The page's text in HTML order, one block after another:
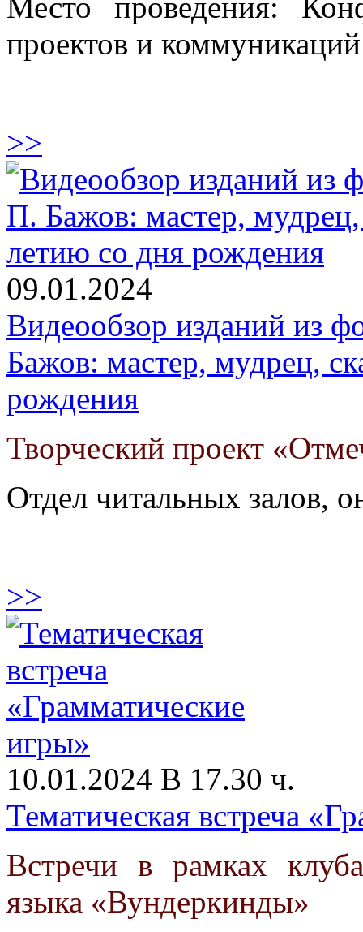
проектов и коммуникаций
>>
09.01.2024
Видеообзор изданий из
Бажов: мастер, мудрец,
рождения
Творческий проект
Отдел читальных залов,
>>
10.01.2024 В 17.30 ч.
Тематическая встреча
Встречи в рамках
языка «Вундеркинды»